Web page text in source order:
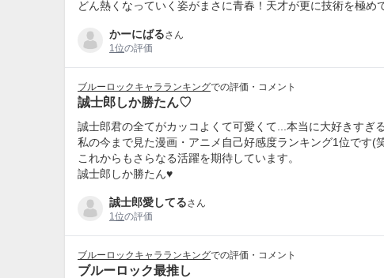
どん熱くなっていく姿がまさに青春！天才が更に技術を極め
かーにばるさん
1位の評価
ブルーロックキャラランキングでの評価・コメント
誠士郎しか勝たん♡
誠士郎君の全てがカッコよくて可愛くて...本当に大好きす
私の今まで見た漫画・アニメ自己好感度ランキング1位です(
これからもさらなる活躍を期待しています。
誠士郎しか勝たん♥️
誠士郎愛してるさん
1位の評価
ブルーロックキャラランキングでの評価・コメント
ブルーロック最推し